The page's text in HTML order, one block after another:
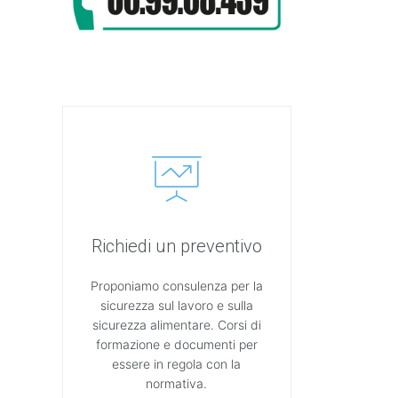
Richiedi un preventivo
Proponiamo consulenza per la
sicurezza sul lavoro e sulla
sicurezza alimentare. Corsi di
formazione e documenti per
essere in regola con la
normativa.